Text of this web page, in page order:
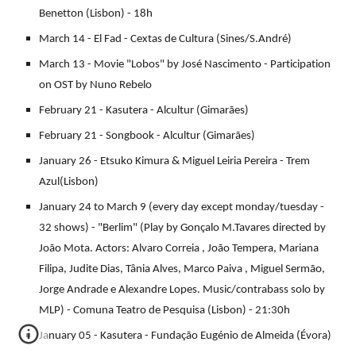
Benetton (Lisbon) - 18h
March 14 - El Fad - Cextas de Cultura (Sines/S.André)
March 13 - Movie "Lobos" by José Nascimento - Participation
on OST by Nuno Rebelo
February 21 - Kasutera - Alcultur (Gimarães)
February 21 - Songbook - Alcultur (Gimarães)
January 26 - Etsuko Kimura & Miguel Leiria Pereira - Trem
Azul(Lisbon)
January 24 to March 9 (every day except monday/tuesday -
32 shows) - "Berlim" (Play by Gonçalo M.Tavares directed by
João Mota. Actors: Alvaro Correia , João Tempera, Mariana
Filipa, Judite Dias, Tânia Alves, Marco Paiva , Miguel Sermão,
Jorge Andrade e Alexandre Lopes. Music/contrabass solo by
MLP) - Comuna Teatro de Pesquisa (Lisbon) - 21:30h
January 05 - Kasutera - Fundação Eugénio de Almeida (Évora)